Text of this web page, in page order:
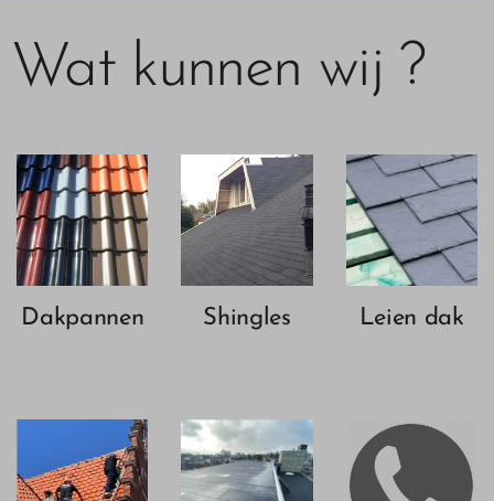
Wat kunnen wij ?
Dakpannen Shingles Leien dak